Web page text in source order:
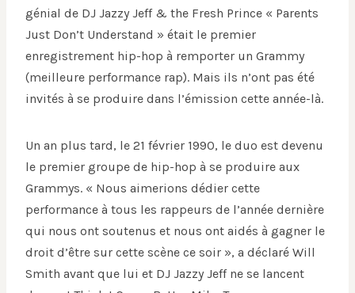
génial de DJ Jazzy Jeff & the Fresh Prince « Parents
Just Don’t Understand » était le premier
enregistrement hip-hop à remporter un Grammy
(meilleure performance rap). Mais ils n’ont pas été
invités à se produire dans l’émission cette année-là.
Un an plus tard, le 21 février 1990, le duo est devenu
le premier groupe de hip-hop à se produire aux
Grammys. « Nous aimerions dédier cette
performance à tous les rappeurs de l’année dernière
qui nous ont soutenus et nous ont aidés à gagner le
droit d’être sur cette scène ce soir », a déclaré Will
Smith avant que lui et DJ Jazzy Jeff ne se lancent